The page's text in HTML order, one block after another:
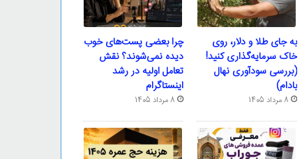
به جای طلا و دلار، روی
خاک سرمایه‌گذاری کنید!
(بررسی سودآوری نهال
بادام)
8 مرداد 1405
چرا بعضی پست‌های خوب
دیده نمی‌شوند؟ نقش
تعامل اولیه در رشد
اینستاگرام
8 مرداد 1405